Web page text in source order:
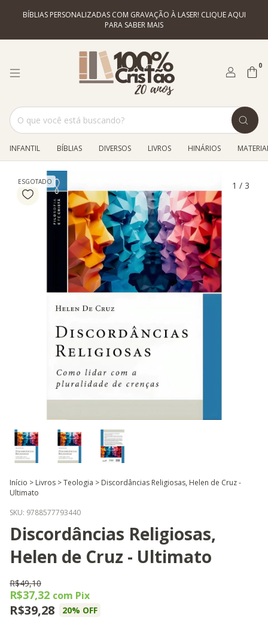
BÍBLIAS PERSONALIZADAS COM GRAVAÇÃO À LASER! CLIQUE AQUI
PARA SABER MAIS
0
INFANTIL BÍBLIAS DIVERSOS LIVROS HINÁRIOS
ESGOTADO 1 / 3
Início > Livros >Teologia > Discordâncias Religiosas, Helen de Cruz -
Ultimato
SKU: 9788577793440
Discordâncias Religiosas,
Helen de Cruz - Ultimato
R$49,10
R$39,28 20% OFF
R$37,32 com Pix